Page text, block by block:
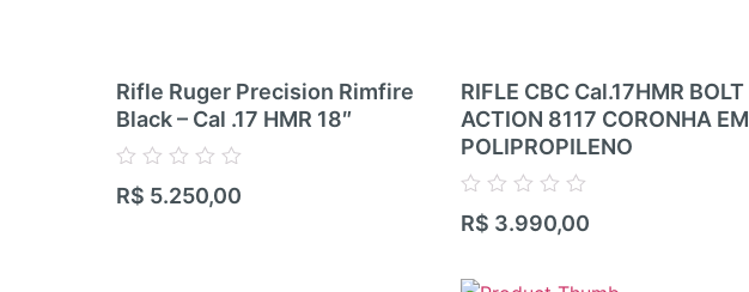
Rifle Ruger Precision Rimfire
Black – Cal .17 HMR 18″
Avaliação
0
R$ 5.250,00
RIFLE CBC Cal.17HMR BOLT
ACTION 8117 CORONHA EM
POLIPROPILENO
Avaliação
0
R$ 3.990,00